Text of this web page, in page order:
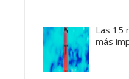
Las 15
más